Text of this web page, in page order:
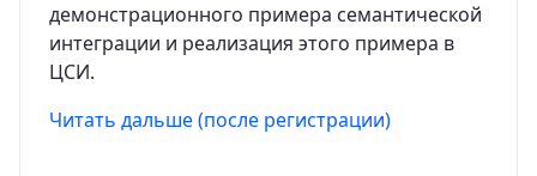
демонстрационного примера семантической
интеграции и реализация этого примера в
ЦСИ.
Читать дальше (после регистрации)